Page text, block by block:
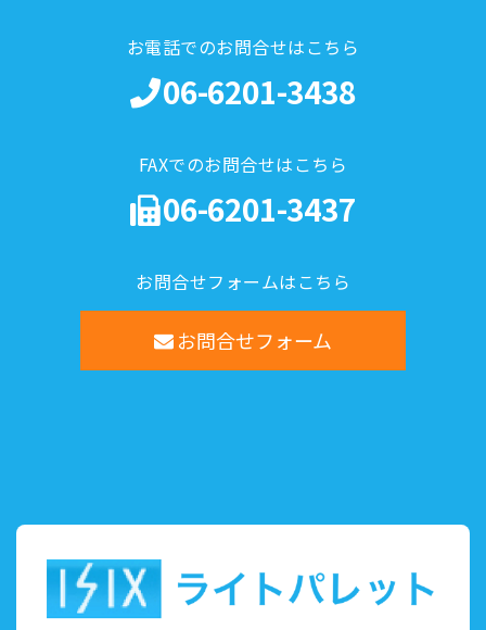
お電話でのお問合せはこちら
06-6201-3438
FAXでのお問合せはこちら
06-6201-3437
お問合せフォームはこちら
お問合せフォーム